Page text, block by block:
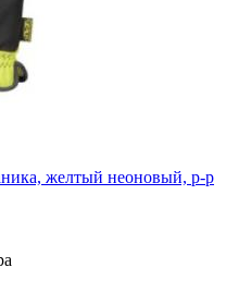
желтый неоновый, р-р